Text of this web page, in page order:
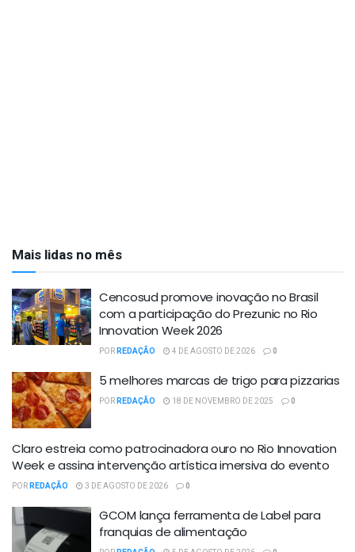
Mais lidas no mês
Cencosud promove inovação no Brasil
com a participação do Prezunic no Rio
Innovation Week 2026
PORREDAÇÃO 4 DE AGOSTO DE 2026 0
5 melhores marcas de trigo para pizzarias
PORREDAÇÃO 18 DE NOVEMBRO DE 2025 0
Claro estreia como patrocinadora ouro no Rio Innovation
Week e assina intervenção artística imersiva do evento
PORREDAÇÃO 3 DE AGOSTO DE 2026 0
GCOM lança ferramenta de Label para
franquias de alimentação